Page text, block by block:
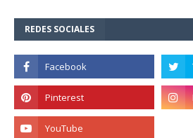
REDES SOCIALES